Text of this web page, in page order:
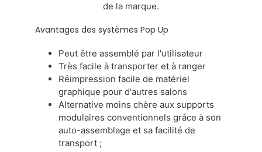
de la marque.
Avantages des systèmes Pop Up
Peut être assemblé par l'utilisateur
Très facile à transporter et à ranger
Réimpression facile de matériel
graphique pour d'autres salons
Alternative moins chère aux supports
modulaires conventionnels grâce à son
auto-assemblage et sa facilité de
transport ;